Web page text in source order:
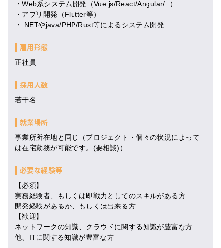
・Web系システム開発（Vue.js/React/Angular/..）
・アプリ開発（Flutter等）
・.NETやjava/PHP/Rust等によるシステム開発
雇用形態
正社員
採用人数
若干名
就業場所
事業所所在地と同じ（プロジェクト・個々の状況によって
は在宅勤務が可能です。(要相談)）
必要な経験等
【必須】
実務経験者、もしくは即戦力としてのスキルがある方
開発経験があるか、もしくは出来る方
【歓迎】
ネットワークの知識、クラウドに関する知識が豊富な方
他、ITに関する知識が豊富な方